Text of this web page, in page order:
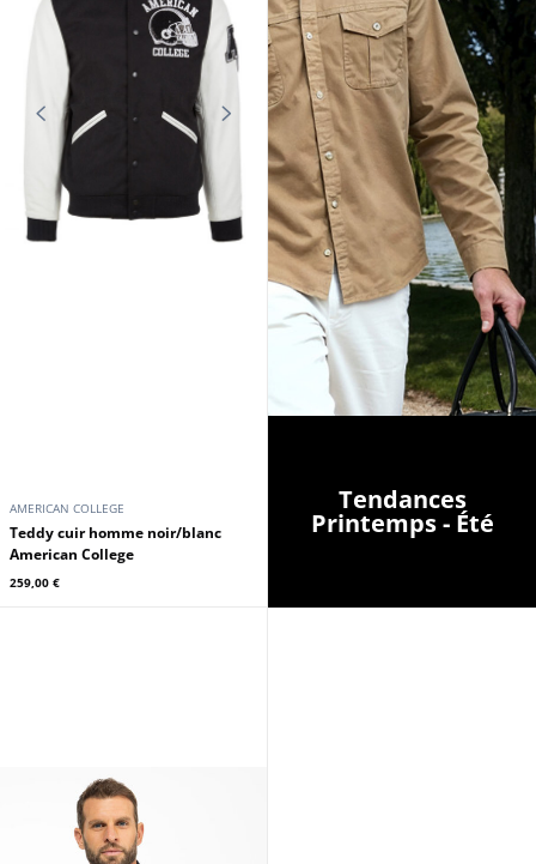
AMERICAN COLLEGE
Teddy cuir homme noir/blanc
American College
259,00 €
Tendances
Printemps - Été